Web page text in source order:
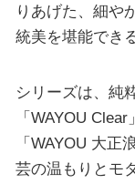
りあげた、細や
統美を堪能でき
シリーズは、純
「WAYOU
「WAYOU 大
芸の温もりとモ